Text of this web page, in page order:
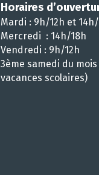
Horaires
Mardi : 9h/12h et
Mercredi : 14h/18h
Vendredi : 9h/12h
3ème samedi du
vacances scolaires)